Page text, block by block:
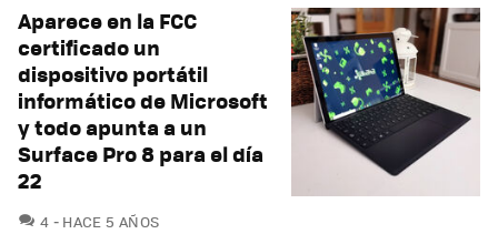
Aparece en la FCC
certificado un
dispositivo portátil
informático de Microsoft
y todo apunta a un
Surface Pro 8 para el día
22
4 COMENTARIOS
HACE 5 AÑOS